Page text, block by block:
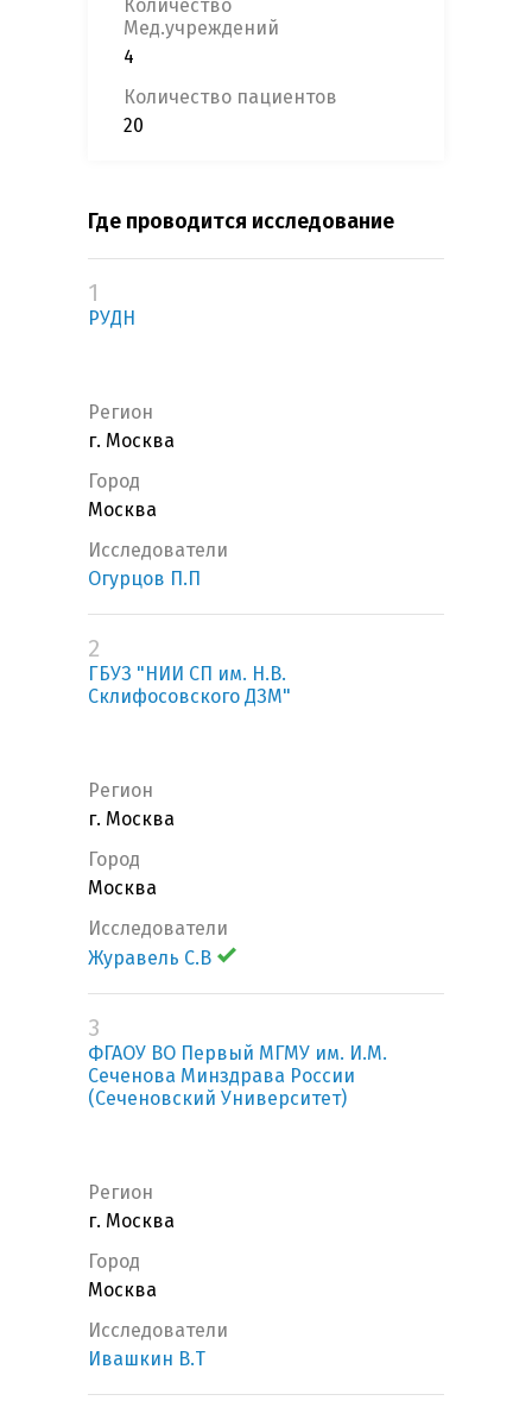
Количество
Мед.учреждений
4
Количество пациентов
20
Где проводится исследование
1
РУДН
Регион
г. Москва
Город
Москва
Исследователи
Огурцов П.П
2
ГБУЗ "НИИ СП им. Н.В.
Склифосовского ДЗМ"
Регион
г. Москва
Город
Москва
Исследователи
Журавель С.В
3
ФГАОУ ВО Первый МГМУ им. И.М.
Сеченова Минздрава России
(Сеченовский Университет)
Регион
г. Москва
Город
Москва
Исследователи
Ивашкин В.Т